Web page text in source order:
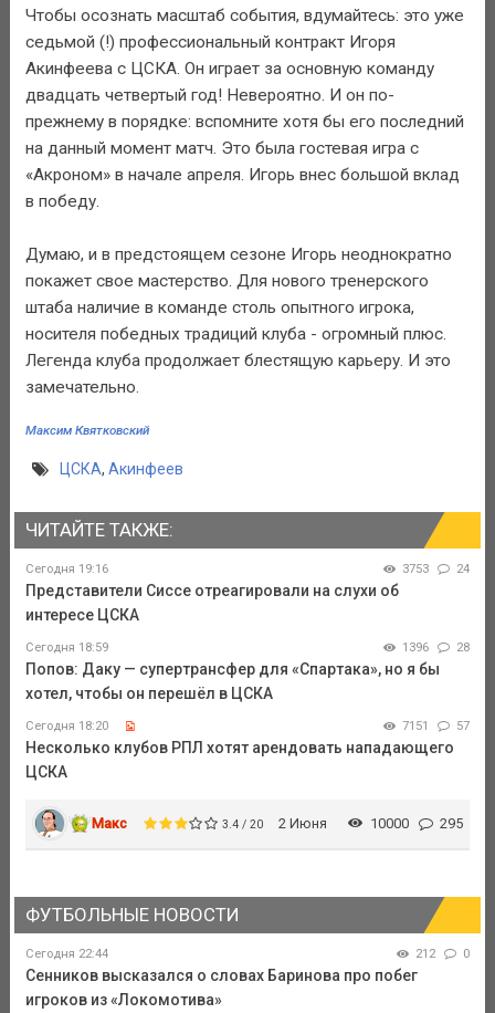
Чтобы осознать масштаб события, вдумайтесь: это уже
седьмой (!) профессиональный контракт Игоря
Акинфеева с ЦСКА. Он играет за основную команду
двадцать четвертый год! Невероятно. И он по-
прежнему в порядке: вспомните хотя бы его последний
на данный момент матч. Это была гостевая игра с
«Акроном» в начале апреля. Игорь внес большой вклад
в победу.
Думаю, и в предстоящем сезоне Игорь неоднократно
покажет свое мастерство. Для нового тренерского
штаба наличие в команде столь опытного игрока,
носителя победных традиций клуба - огромный плюс.
Легенда клуба продолжает блестящую карьеру. И это
замечательно.
Максим Квятковский
ЦСКА, Акинфеев
ЧИТАЙТЕ ТАКЖЕ:
Сегодня 19:16 3753 24
Представители Сиссе отреагировали на слухи об
интересе ЦСКА
Сегодня 18:59 1396 28
Попов: Даку — супертрансфер для «Спартака», но я бы
хотел, чтобы он перешёл в ЦСКА
Сегодня 18:20 7151 57
Несколько клубов РПЛ хотят арендовать нападающего
ЦСКА
Макс 3.4 / 20 2 Июня 10000 295
ФУТБОЛЬНЫЕ НОВОСТИ
Сегодня 22:44 212 0
Сенников высказался о словах Баринова про побег
игроков из «Локомотива»